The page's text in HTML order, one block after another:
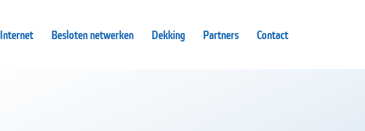
Internet Besloten netwerken Dekking Partners Contact